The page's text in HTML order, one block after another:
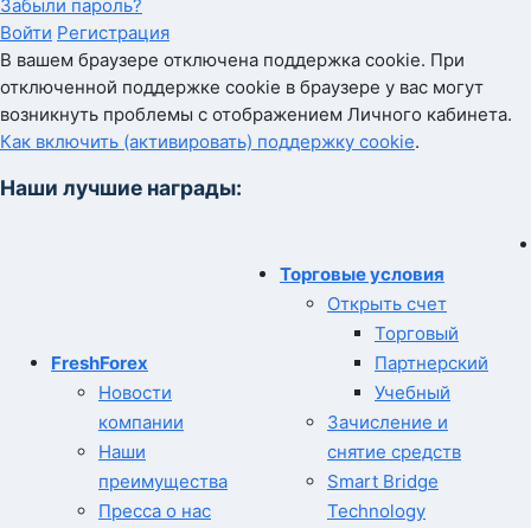
Забыли пароль?
Войти Регистрация
В вашем браузере отключена поддержка cookie. При
отключенной поддержке cookie в браузере у вас могут
возникнуть проблемы с отображением Личного кабинета.
Как включить (активировать) поддержку cookie.
Наши лучшие награды:
FreshForex
Новости
компании
Наши
преимущества
Пресса о нас
Торговые условия
Открыть счет
Торговый
Партнерский
Учебный
Зачисление и
снятие средств
Smart Bridge
Technology